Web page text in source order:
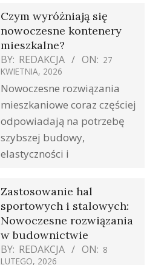
Czym wyróżniają się
nowoczesne kontenery
mieszkalne?
BY: REDAKCJA ON: 27
KWIETNIA, 2026
Nowoczesne rozwiązania
mieszkaniowe coraz częściej
odpowiadają na potrzebę
szybszej budowy,
elastyczności i
Zastosowanie hal
sportowych i stalowych:
Nowoczesne rozwiązania
w budownictwie
BY: REDAKCJA ON: 8
LUTEGO, 2026